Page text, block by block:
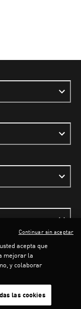
acepta que
mejorar la
y colaborar
las cookies
Continuar sin aceptar